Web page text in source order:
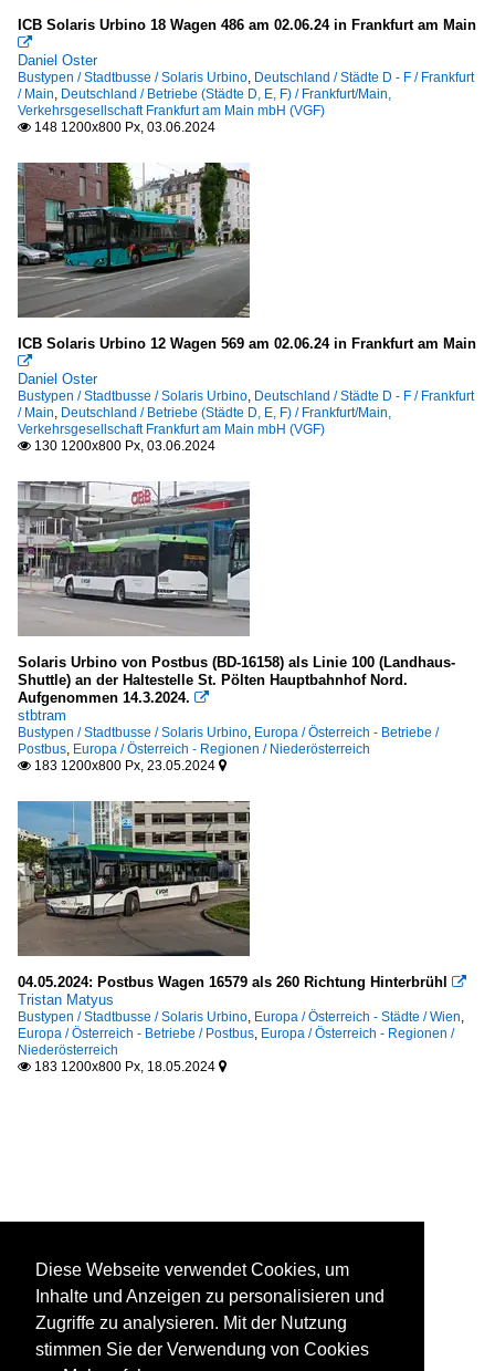
ICB Solaris Urbino 18 Wagen 486 am 02.06.24 in Frankfurt am Main

Daniel Oster
Bustypen / Stadtbusse / Solaris Urbino, Deutschland / Städte D - F / Frankfurt
/ Main, Deutschland / Betriebe (Städte D, E, F) / Frankfurt/Main,
Verkehrsgesellschaft Frankfurt am Main mbH (VGF)
 148 1200x800 Px, 03.06.2024
ICB Solaris Urbino 12 Wagen 569 am 02.06.24 in Frankfurt am Main

Daniel Oster
Bustypen / Stadtbusse / Solaris Urbino, Deutschland / Städte D - F / Frankfurt
/ Main, Deutschland / Betriebe (Städte D, E, F) / Frankfurt/Main,
Verkehrsgesellschaft Frankfurt am Main mbH (VGF)
 130 1200x800 Px, 03.06.2024
Solaris Urbino von Postbus (BD-16158) als Linie 100 (Landhaus-
Shuttle) an der Haltestelle St. Pölten Hauptbahnhof Nord.
Aufgenommen 14.3.2024. 
stbtram
Bustypen / Stadtbusse / Solaris Urbino, Europa / Österreich - Betriebe /
Postbus, Europa / Österreich - Regionen / Niederösterreich
 183 1200x800 Px, 23.05.2024 
04.05.2024: Postbus Wagen 16579 als 260 Richtung Hinterbrühl 
Tristan Matyus
Bustypen / Stadtbusse / Solaris Urbino, Europa / Österreich - Städte / Wien,
Europa / Österreich - Betriebe / Postbus, Europa / Österreich - Regionen /
Niederösterreich
 183 1200x800 Px, 18.05.2024 
Diese Webseite verwendet Cookies, um
Inhalte und Anzeigen zu personalisieren und
Zugriffe zu analysieren. Mit der Nutzung
stimmen Sie der Verwendung von Cookies